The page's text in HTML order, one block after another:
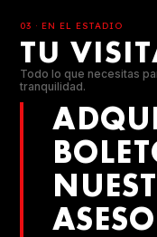
03 · EN EL ESTADIO
TU
Todo lo que necesitas
tranquilidad.